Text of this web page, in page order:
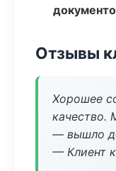
Отзывы
Хорошее
качество.
— вышло
— Клиент